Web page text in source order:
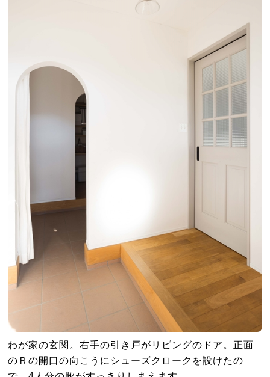
わが家の玄関。右手の引き戸がリビングのドア。正面
のＲの開口の向こうにシューズクロークを設けたの